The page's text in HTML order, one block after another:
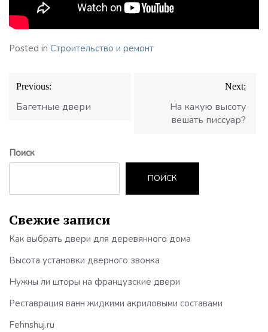
Posted in Строительство и ремонт
Навигация
по
записям
Previous:
Багетные двери
Next:
На какую высоту
вешать писсуар?
Поиск
ПОИСК
Свежие записи
Как выбрать двери для деревянного дома
Высота установки дверного звонка
Нужны ли шторы на французские двери
Реставрация ванн жидкими акриловыми составами
Fehnshuj.ru